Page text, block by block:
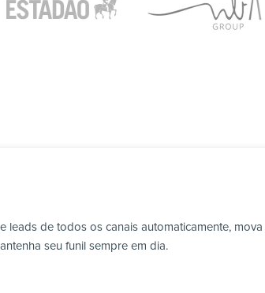
leads de todos os canais automaticamente, mova
seu funil sempre em dia.